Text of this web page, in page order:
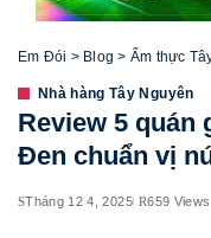
Em Đói > Blog > Ẩm thực
Nhà hàng Tây Nguyên
Review 5 quán
Đen chuẩn vị
Tháng 12 4, 2025 659 Views